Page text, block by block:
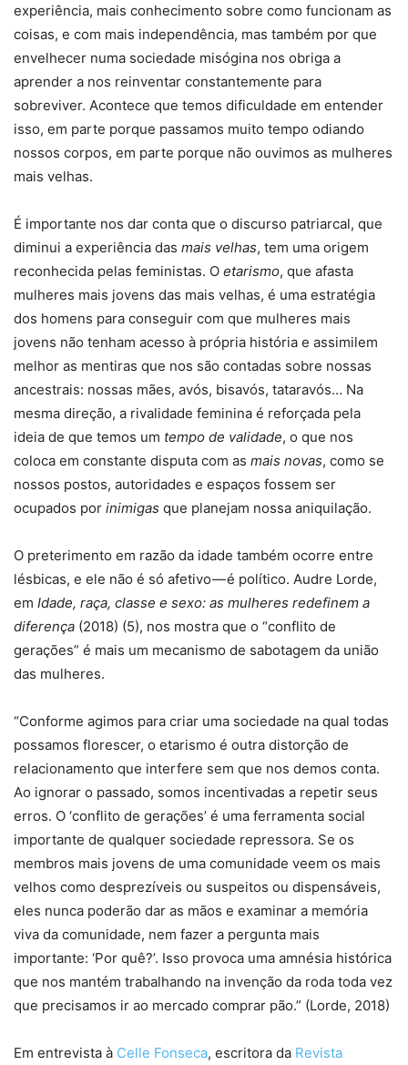
experiência, mais conhecimento sobre como funcionam as
coisas, e com mais independência, mas também por que
envelhecer numa sociedade misógina nos obriga a
aprender a nos reinventar constantemente para
sobreviver. Acontece que temos dificuldade em entender
isso, em parte porque passamos muito tempo odiando
nossos corpos, em parte porque não ouvimos as mulheres
mais velhas.
É importante nos dar conta que o discurso patriarcal, que
diminui a experiência das mais velhas, tem uma origem
reconhecida pelas feministas. O etarismo, que afasta
mulheres mais jovens das mais velhas, é uma estratégia
dos homens para conseguir com que mulheres mais
jovens não tenham acesso à própria história e assimilem
melhor as mentiras que nos são contadas sobre nossas
ancestrais: nossas mães, avós, bisavós, tataravós… Na
mesma direção, a rivalidade feminina é reforçada pela
ideia de que temos um tempo de validade, o que nos
coloca em constante disputa com as mais novas, como se
nossos postos, autoridades e espaços fossem ser
ocupados por inimigas que planejam nossa aniquilação.
O preterimento em razão da idade também ocorre entre
lésbicas, e ele não é só afetivo — é político. Audre Lorde,
em Idade, raça, classe e sexo: as mulheres redefinem a
diferença (2018) (5), nos mostra que o “conflito de
gerações” é mais um mecanismo de sabotagem da união
das mulheres.
“Conforme agimos para criar uma sociedade na qual todas
possamos florescer, o etarismo é outra distorção de
relacionamento que interfere sem que nos demos conta.
Ao ignorar o passado, somos incentivadas a repetir seus
erros. O ‘conflito de gerações’ é uma ferramenta social
importante de qualquer sociedade repressora. Se os
membros mais jovens de uma comunidade veem os mais
velhos como desprezíveis ou suspeitos ou dispensáveis,
eles nunca poderão dar as mãos e examinar a memória
viva da comunidade, nem fazer a pergunta mais
importante: ‘Por quê?’. Isso provoca uma amnésia histórica
que nos mantém trabalhando na invenção da roda toda vez
que precisamos ir ao mercado comprar pão.” (Lorde, 2018)
Em entrevista à Celle Fonseca, escritora da Revista